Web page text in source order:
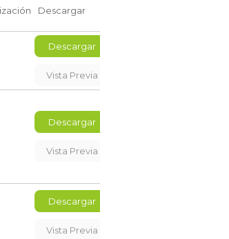
Descargar
Descargar
Vista Previa
Descargar
Vista Previa
Descargar
Vista Previa